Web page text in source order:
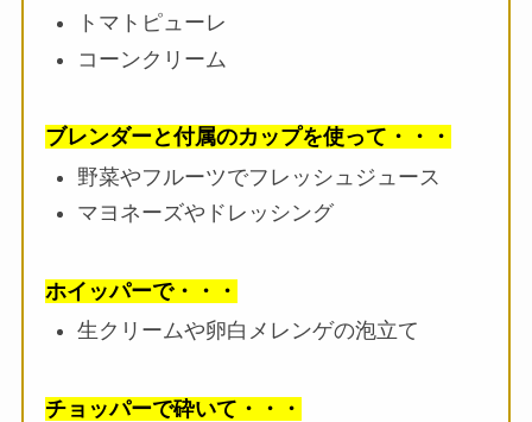
トマトピューレ
コーンクリーム
ブレンダーと付属のカップを使って・・・
野菜やフルーツでフレッシュジュース
マヨネーズやドレッシング
ホイッパーで・・・
生クリームや卵白メレンゲの泡立て
チョッパーで砕いて・・・